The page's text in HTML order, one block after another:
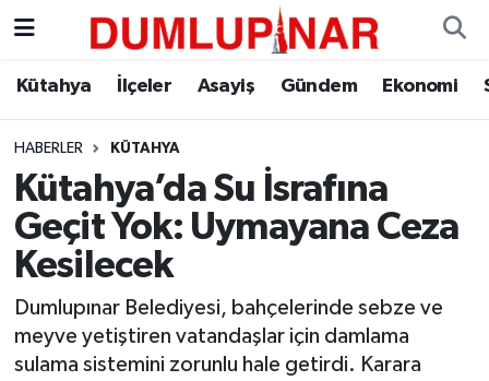
Kütahya İlçeler Asayiş Gündem Ekonomi
HABERLER KÜTAHYA
Kütahya’da Su İsrafına
Geçit Yok: Uymayana Ceza
Kesilecek
Dumlupınar Belediyesi, bahçelerinde sebze ve
meyve yetiştiren vatandaşlar için damlama
sulama sistemini zorunlu hale getirdi. Karara
Asayiş
Diğer
Dünya
Eğitim
Ekonomi
Eleman
Kütahya Hava Durumu
Kütahya Trafik Yoğunluk Haritası
Süper Lig Puan Durumu ve Fikstür
Tüm Manşetler
Son Dakika Haberleri
Haber Arşivi